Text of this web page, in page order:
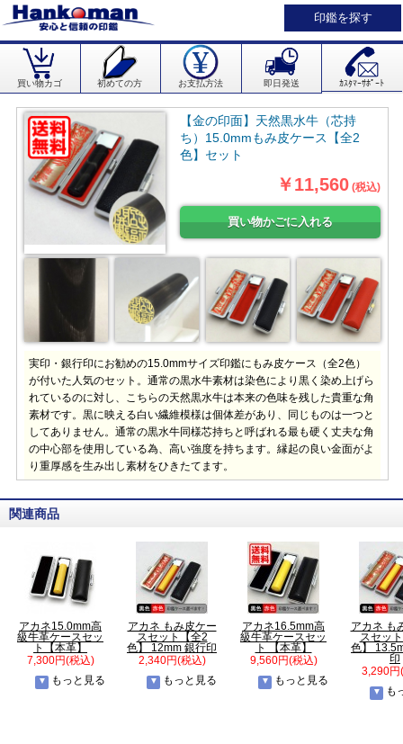
印鑑を探す
買い物カゴ 初めての方 お支払方法 即日発送 ｶｽﾀﾏｰｻﾎﾟｰﾄ
【金の印面】天然黒水牛（芯持
ち）15.0mmもみ皮ケース【全2
色】セット
￥11,560 (税込)
実印・銀行印にお勧めの15.0mmサイズ印鑑にもみ皮ケース（全2色）
が付いた人気のセット。通常の黒水牛素材は染色により黒く染め上げら
れているのに対し、こちらの天然黒水牛は本来の色味を残した貴重な角
素材です。黒に映える白い繊維模様は個体差があり、同じものは一つと
してありません。通常の黒水牛同様芯持ちと呼ばれる最も硬く丈夫な角
の中心部を使用している為、高い強度を持ちます。縁起の良い金面がよ
り重厚感を生み出し素材をひきたてます。
関連商品
アカネ15.0mm高
級牛革ケースセッ
ト【本革】
7,300円(税込)
もっと見る
アカネ もみ皮ケー
スセット【全2
色】 12mm 銀行印
2,340円(税込)
もっと見る
アカネ16.5mm高
級牛革ケースセッ
ト 【本革】
9,560円(税込)
もっと見る
アカネ も
スセッ
色】
印
3,290円
も